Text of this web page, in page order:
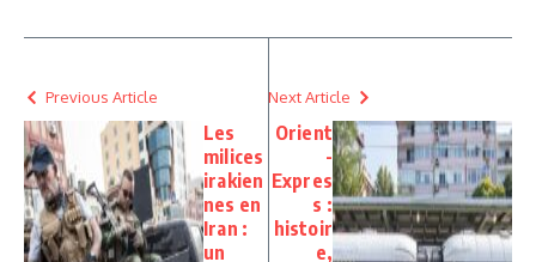
Previous Article
Les
milices
irakien
nes en
Iran :
un
Next Article
Orient
-
Expres
s :
histoir
e,